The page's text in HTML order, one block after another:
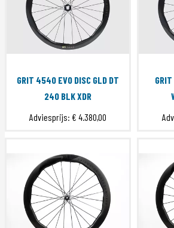
GRIT 4540 EVO DISC GLD DT
240 BLK XDR
Adviesprijs: € 4.380,00